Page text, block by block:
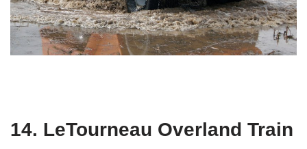
14. LeTourneau Overland Train